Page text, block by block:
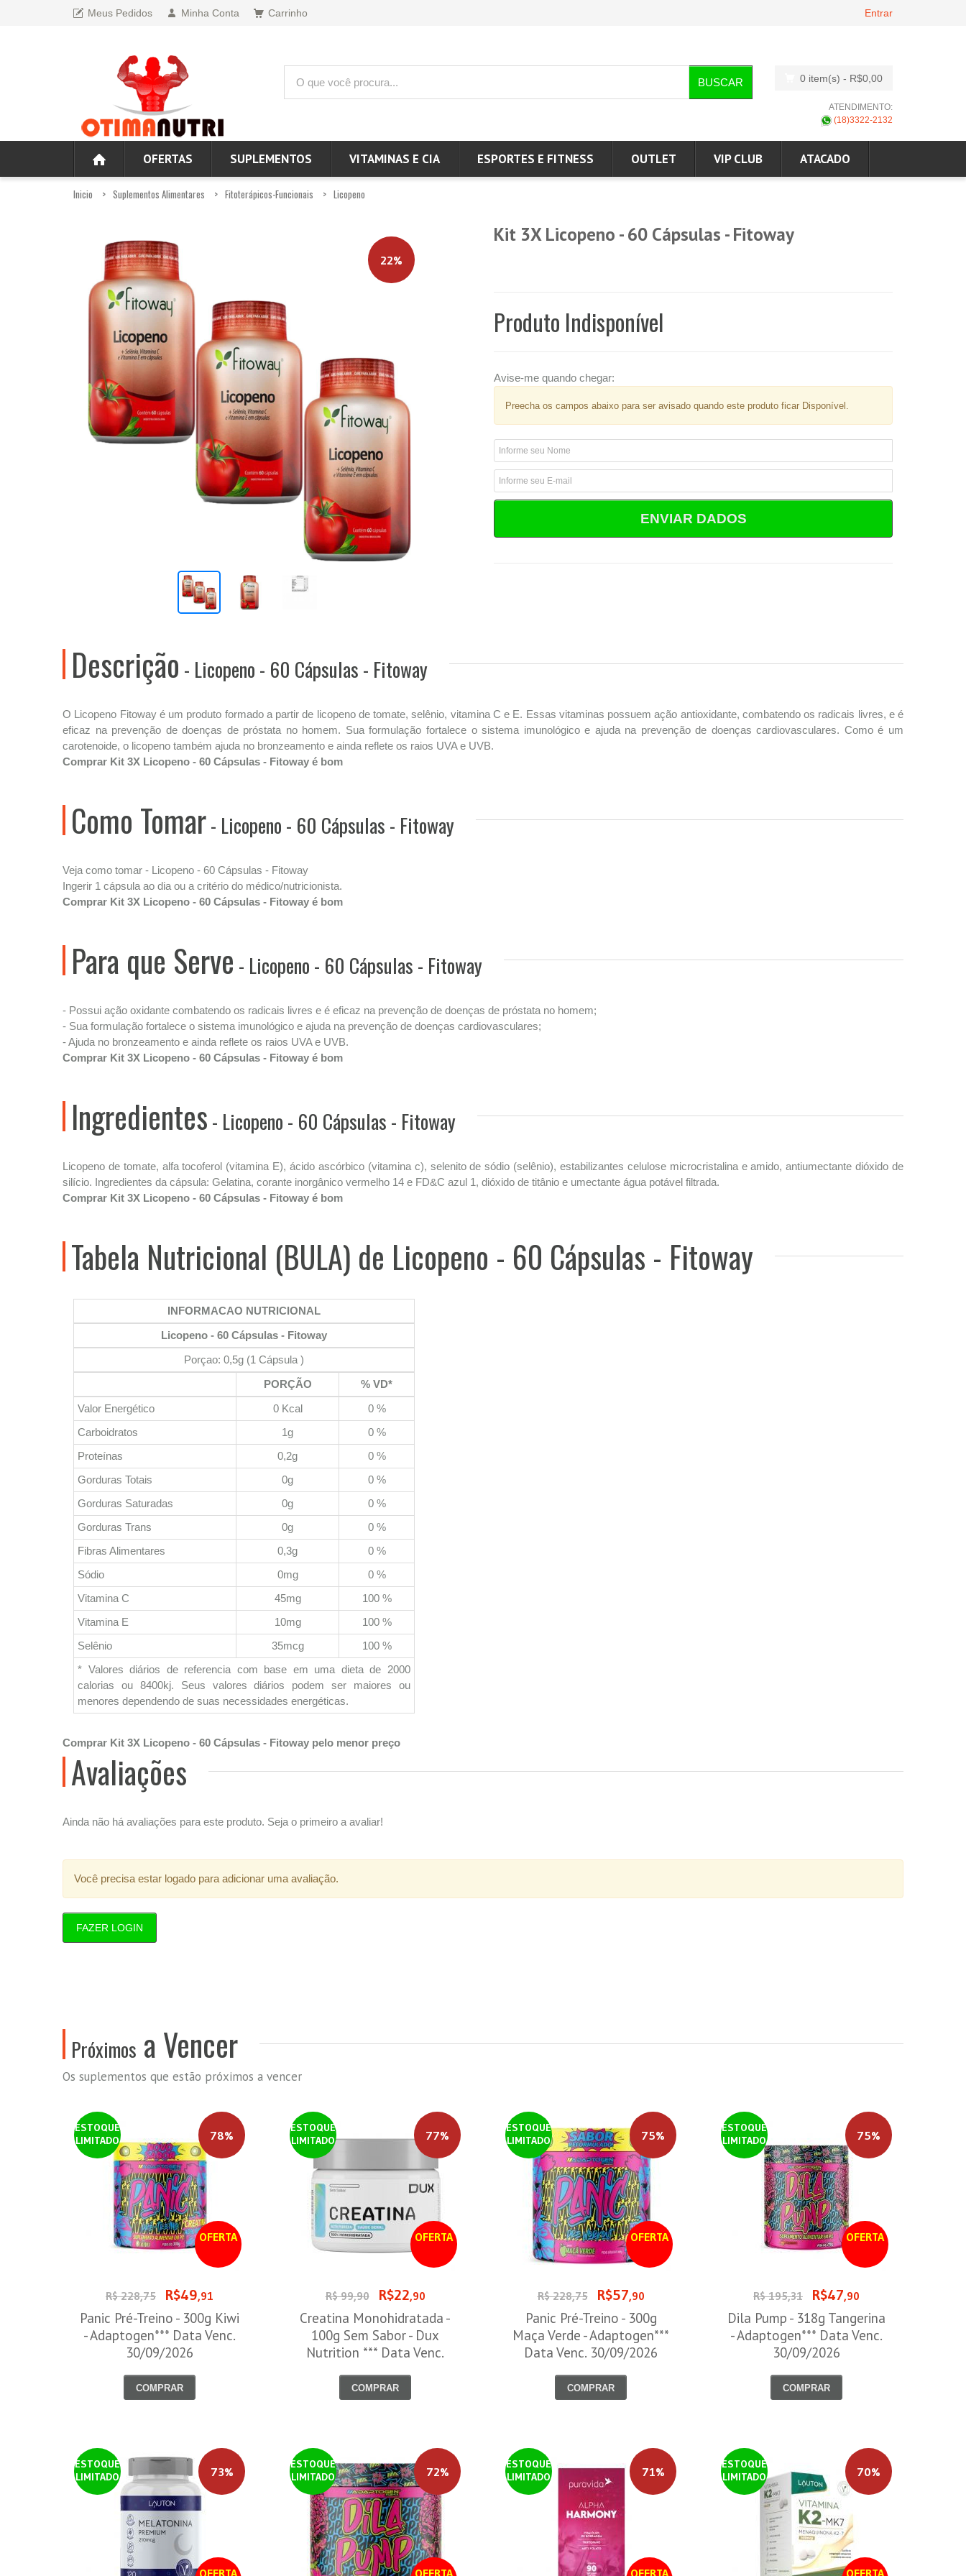
Meus Pedidos Minha Conta Carrinho Entrar
BUSCAR 0 item(s) - R$0,00
ATENDIMENTO:
(18)3322-2132
OFERTAS SUPLEMENTOS VITAMINAS E CIA ESPORTES E FITNESS OUTLET VIP CLUB ATACADO
Inicio Suplementos Alimentares Fitoterápicos-Funcionais Licopeno
22%
Kit 3X Licopeno - 60 Cápsulas - Fitoway
Produto Indisponível
Avise-me quando chegar:
Preecha os campos abaixo para ser avisado quando este produto ficar Disponível.
ENVIAR DADOS
Descrição - Licopeno - 60 Cápsulas - Fitoway
O Licopeno Fitoway é um produto formado a partir de licopeno de tomate, selênio, vitamina C e E. Essas vitaminas possuem ação antioxidante, combatendo os radicais livres, e é
eficaz na prevenção de doenças de próstata no homem. Sua formulação fortalece o sistema imunológico e ajuda na prevenção de doenças cardiovasculares. Como é um
carotenoide, o licopeno também ajuda no bronzeamento e ainda reflete os raios UVA e UVB.
Comprar Kit 3X Licopeno - 60 Cápsulas - Fitoway é bom
Como Tomar- Licopeno - 60 Cápsulas - Fitoway
Veja como tomar - Licopeno - 60 Cápsulas - Fitoway
Ingerir 1 cápsula ao dia ou a critério do médico/nutricionista.
Comprar Kit 3X Licopeno - 60 Cápsulas - Fitoway é bom
Para que Serve - Licopeno - 60 Cápsulas - Fitoway
- Possui ação oxidante combatendo os radicais livres e é eficaz na prevenção de doenças de próstata no homem;
- Sua formulação fortalece o sistema imunológico e ajuda na prevenção de doenças cardiovasculares;
- Ajuda no bronzeamento e ainda reflete os raios UVA e UVB.
Comprar Kit 3X Licopeno - 60 Cápsulas - Fitoway é bom
Ingredientes- Licopeno - 60 Cápsulas - Fitoway
Licopeno de tomate, alfa tocoferol (vitamina E), ácido ascórbico (vitamina c), selenito de sódio (selênio), estabilizantes celulose microcristalina e amido, antiumectante dióxido de
silício. Ingredientes da cápsula: Gelatina, corante inorgânico vermelho 14 e FD&C azul 1, dióxido de titânio e umectante água potável filtrada.
Comprar Kit 3X Licopeno - 60 Cápsulas - Fitoway é bom
Tabela Nutricional (BULA) de Licopeno - 60 Cápsulas - Fitoway
INFORMACAO NUTRICIONAL
Licopeno - 60 Cápsulas - Fitoway
Porçao: 0,5g (1 Cápsula )
PORÇÃO
% VD*
Valor Energético
0 Kcal
0 %
Carboidratos
1g
0 %
Proteínas
0,2g
0 %
Gorduras Totais
0g
0 %
Gorduras Saturadas
0g
0 %
Gorduras Trans
0g
0 %
Fibras Alimentares
0,3g
0 %
Sódio
0mg
0 %
Vitamina C
45mg
100 %
Vitamina E
10mg
100 %
Selênio
35mcg
100 %
* Valores diários de referencia com base em uma dieta de 2000
calorias ou 8400kj. Seus valores diários podem ser maiores ou
menores dependendo de suas necessidades energéticas.
Comprar Kit 3X Licopeno - 60 Cápsulas - Fitoway pelo menor preço
Avaliações
Ainda não há avaliações para este produto. Seja o primeiro a avaliar!
Você precisa estar logado para adicionar uma avaliação.
FAZER LOGIN
Próximos a Vencer
Os suplementos que estão próximos a vencer
ESTOQUE
LIMITADO
OFERTA
78%
R$ 228,75 R$49,91
Panic Pré-Treino - 300g Kiwi
- Adaptogen*** Data Venc.
30/09/2026
COMPRAR
ESTOQUE
LIMITADO
OFERTA
77%
R$ 99,90 R$22,90
Creatina Monohidratada -
100g Sem Sabor - Dux
Nutrition *** Data Venc.
COMPRAR
ESTOQUE
LIMITADO
OFERTA
75%
R$ 228,75 R$57,90
Panic Pré-Treino - 300g
Maça Verde - Adaptogen***
Data Venc. 30/09/2026
COMPRAR
ESTOQUE
LIMITADO
OFERTA
75%
R$ 195,31 R$47,90
Dila Pump - 318g Tangerina
- Adaptogen*** Data Venc.
30/09/2026
COMPRAR
ESTOQUE
LIMITADO
OFERTA
73%
ESTOQUE
LIMITADO
OFERTA
72%
ESTOQUE
LIMITADO
OFERTA
71%
ESTOQUE
LIMITADO
OFERTA
70%